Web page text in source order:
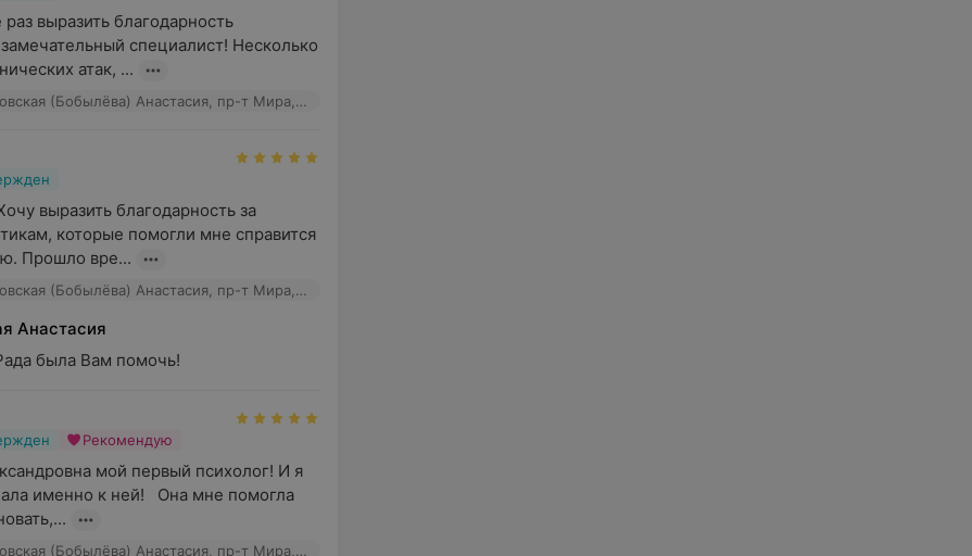
выразить благодарность
специалист! Несколько
атак, ...
Психолог Лесковская (Бобылёва) Анастасия, пр-т Мира, 32
выразить благодарность за
которые помогли мне справится
Прошло вре...
Психолог Лесковская (Бобылёва) Анастасия, пр-т Мира, 32
Анастасия
была Вам помочь!
Рекомендую
мой первый психолог! И я
именно к ней!   Она мне помогла
Психолог Лесковская (Бобылёва) Анастасия, пр-т Мира, 32